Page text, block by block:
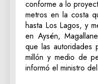
conforme a lo
metros en la costa
hasta Los Lagos, y
en Aysén,
que las autoridades
millón y medio de
informó el ministro